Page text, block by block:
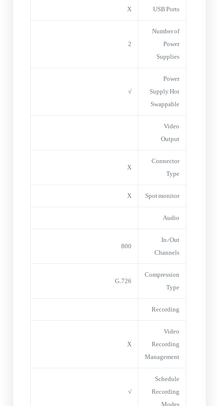
USB Ports
X
Number of
Power
Supplies
2
Power
Supply Hot
Swappable
√
Video
Output
Connector
Type
X
Spot monitor
X
Audio
In/Out
Channels
800
Compression
Type
G.726
Recording
Video
Recording
Management
X
Schedule
Recording
√